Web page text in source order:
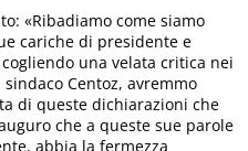
«Ribadiamo come siamo
cariche di presidente e
una velata critica nei
Centoz, avremmo
di queste dichiarazioni che
che a queste sue parole
abbia la fermezza